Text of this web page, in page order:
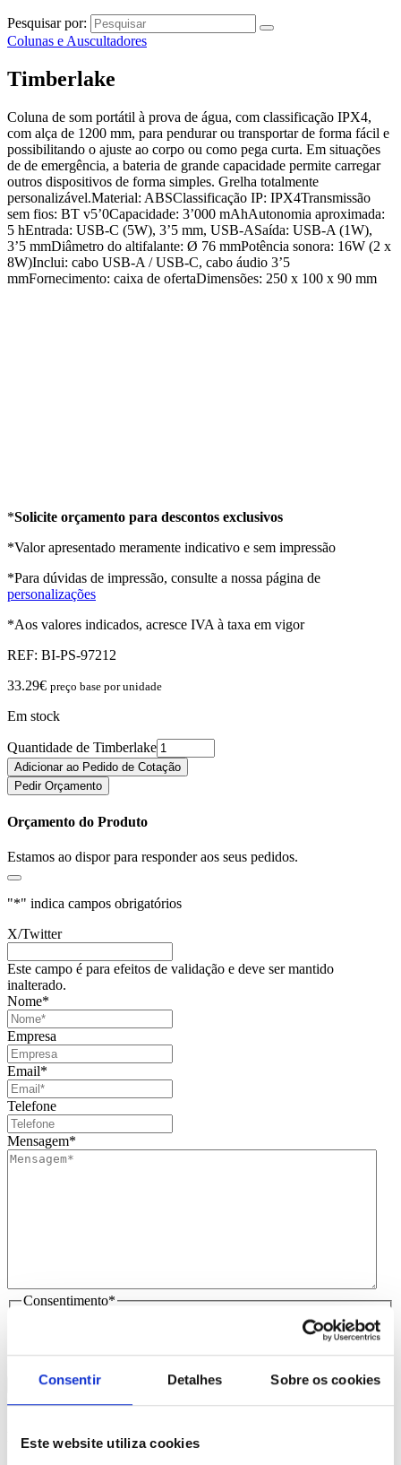
Consentir Detalhes Sobre os cookies
Este website utiliza cookies
Pesquisar por:
Colunas e Auscultadores
Timberlake
Coluna de som portátil à prova de água, com classificação IPX4,
com alça de 1200 mm, para pendurar ou transportar de forma fácil e
possibilitando o ajuste ao corpo ou como pega curta. Em situações
de de emergência, a bateria de grande capacidade permite carregar
outros dispositivos de forma simples. Grelha totalmente
personalizável.Material: ABSClassificação IP: IPX4Transmissão
sem fios: BT v5’0Capacidade: 3’000 mAhAutonomia aproximada:
5 hEntrada: USB-C (5W), 3’5 mm, USB-ASaída: USB-A (1W),
3’5 mmDiâmetro do altifalante: Ø 76 mmPotência sonora: 16W (2 x
8W)Inclui: cabo USB-A / USB-C, cabo áudio 3’5
mmFornecimento: caixa de ofertaDimensões: 250 x 100 x 90 mm
*Solicite orçamento para descontos exclusivos
*Valor apresentado meramente indicativo e sem impressão
*Para dúvidas de impressão, consulte a nossa página de
personalizações
*Aos valores indicados, acresce IVA à taxa em vigor
REF: BI-PS-97212
33.29€ preço base por unidade
Em stock
Quantidade de Timberlake
Adicionar ao Pedido de Cotação
Pedir Orçamento
Orçamento do Produto
Estamos ao dispor para responder aos seus pedidos.
"*" indica campos obrigatórios
X/Twitter
Este campo é para efeitos de validação e deve ser mantido
inalterado.
Nome*
Empresa
Email*
Telefone
Mensagem*
Consentimento*
que os meus dados sejam guardados em base de
dados para tratamento deste contacto, única e exclusivamente
por parte da Brindibérica.
Entrega prevista entre 5-6 dias úteis
Produtos Relacionados